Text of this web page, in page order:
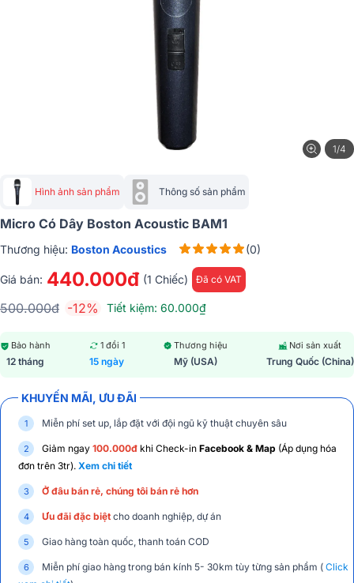
1/4
Hình ảnh sản phẩm Thông số sản phẩm
Micro Có Dây Boston Acoustic BAM1
Thương hiệu: Boston Acoustics (0)
Giá bán: 440.000đ (1 Chiếc) Đã có VAT
500.000đ -12% Tiết kiệm: 60.000₫
Bảo hành
12 tháng
1 đổi 1
15 ngày
Thương hiệu
Mỹ (USA)
Nơi sản xuất
Trung Quốc (China)
KHUYẾN MÃI, ƯU ĐÃI
Miễn phí set up, lắp đặt với đội ngũ kỹ thuật chuyên sâu
Giảm ngay 100.000đ khi Check-in Facebook & Map (Áp dụng hóa
đơn trên 3tr). Xem chi tiết
Ở đâu bán rẻ, chúng tôi bán rẻ hơn
Ưu đãi đặc biệt cho doanh nghiệp, dự án
Giao hàng toàn quốc, thanh toán COD
Miễn phí giao hàng trong bán kính 5- 30km tùy từng sản phẩm ( Click